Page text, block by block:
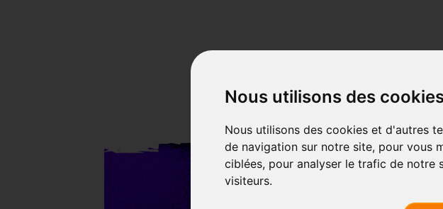
Nous utilisons des
Nous utilisons des cookies et d'autres
de navigation sur notre site, pour vous
ciblées, pour analyser le trafic de notre
visiteurs.